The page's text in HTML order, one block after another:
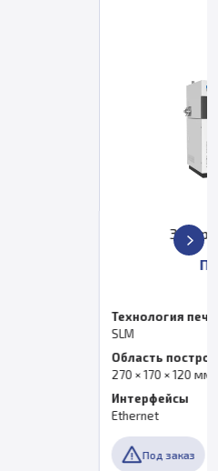
3D‑принтер HBD 200